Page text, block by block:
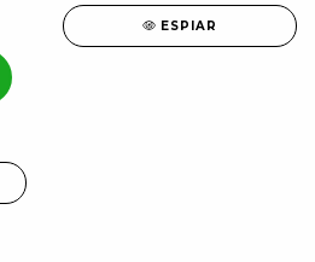
ESPIAR